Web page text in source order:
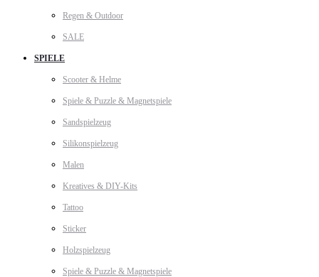
Regen & Outdoor
SALE
SPIELE
Scooter & Helme
Spiele & Puzzle & Magnetspiele
Sandspielzeug
Silikonspielzeug
Malen
Kreatives & DIY-Kits
Tattoo
Sticker
Holzspielzeug
Spiele & Puzzle & Magnetspiele